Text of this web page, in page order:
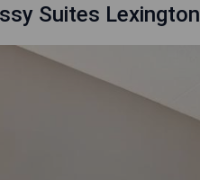
Suites Lexington